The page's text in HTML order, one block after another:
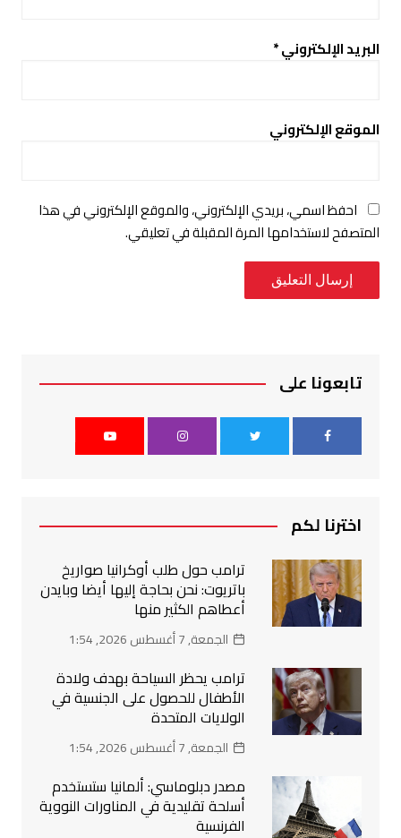
البريد الإلكتروني*
الموقع الإلكتروني
احفظ اسمي، بريدي الإلكتروني، والموقع الإلكتروني في هذا
المتصفح لاستخدامها المرة المقبلة في تعليقي.
تابعونا على
اخترنا لكم
ترامب حول طلب أوكرانيا صواريخ
باتريوت: نحن بحاجة إليها أيضا وبايدن
أعطاهم الكثير منها
الجمعة, 7 أغسطس 2026, 1:54
ترامب يحظر السياحة بهدف ولادة
الأطفال للحصول على الجنسية في
الولايات المتحدة
الجمعة, 7 أغسطس 2026, 1:54
مصدر دبلوماسي: ألمانيا ستستخدم
أسلحة تقليدية في المناورات النووية
الفرنسية